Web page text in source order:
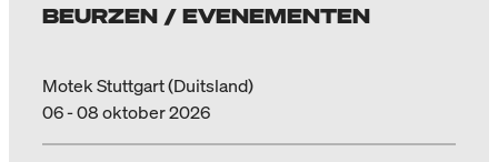
BEURZEN / EVENEMENTEN
Motek Stuttgart (Duitsland)
06 - 08 oktober 2026